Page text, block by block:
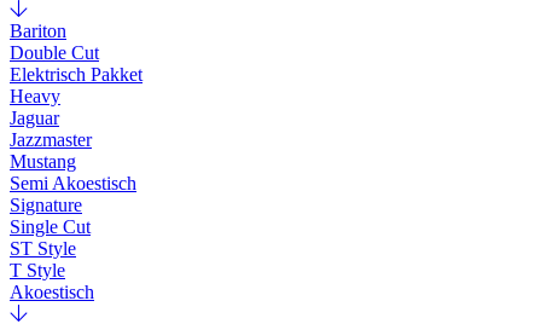
Bariton
Double Cut
Elektrisch Pakket
Heavy
Jaguar
Jazzmaster
Mustang
Semi Akoestisch
Signature
Single Cut
ST Style
T Style
Akoestisch